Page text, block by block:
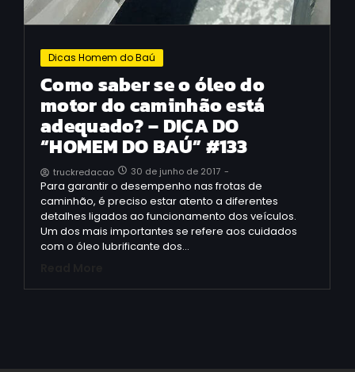
Dicas Homem do Baú
Como saber se o óleo do
motor do caminhão está
adequado? – DICA DO
“HOMEM DO BAÚ” #133
truckredacao 30 de junho de 2017 -
Para garantir o desempenho nas frotas de
caminhão, é preciso estar atento a diferentes
detalhes ligados ao funcionamento dos veículos.
Um dos mais importantes se refere aos cuidados
com o óleo lubrificante dos…